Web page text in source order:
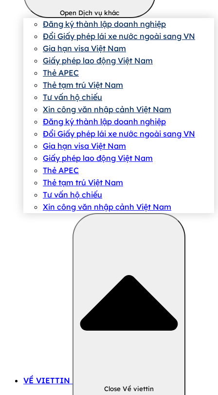
Open Dịch vụ khác
Đăng ký thành lập doanh nghiệp
Đổi Giấy phép lái xe nước ngoài sang VN
Gia hạn visa Việt Nam
Giấy phép lao động Việt Nam
Thẻ APEC
Thẻ tạm trú Việt Nam
Tư vấn hộ chiếu
Xin công văn nhập cảnh Việt Nam
Đăng ký thành lập doanh nghiệp
Đổi Giấy phép lái xe nước ngoài sang VN
Gia hạn visa Việt Nam
Giấy phép lao động Việt Nam
Thẻ APEC
Thẻ tạm trú Việt Nam
Tư vấn hộ chiếu
Xin công văn nhập cảnh Việt Nam
VỀ VIETTIN
Close Về viettin